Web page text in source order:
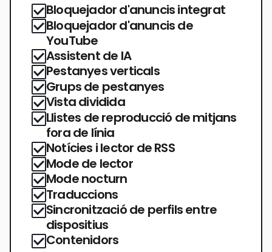
Bloquejador d'anuncis integrat
Bloquejador d'anuncis de
YouTube
Assistent de IA
Pestanyes verticals
Grups de pestanyes
Vista dividida
Llistes de reproducció de mitjans
fora de línia
Notícies i lector de RSS
Mode de lector
Mode nocturn
Traduccions
Sincronització de perfils entre
dispositius
Contenidors